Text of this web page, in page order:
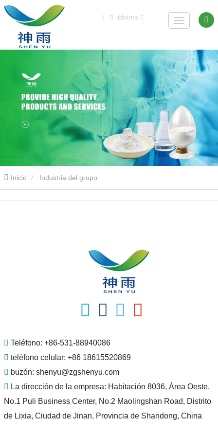
| idioma
Inicio Industria del grupo
Teléfono: +86-531-88940086
teléfono celular: +86 18615520869
buzón: shenyu@zgshenyu.com
La dirección de la empresa: Habitación 8036, Área Oeste,
No.1 Puli Business Center, No.2 Maolingshan Road, Distrito
de Lixia, Ciudad de Jinan, Provincia de Shandong, China